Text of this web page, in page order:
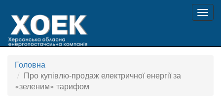
Головна
Про купівлю-продаж електричної енергії за
«зеленим» тарифом